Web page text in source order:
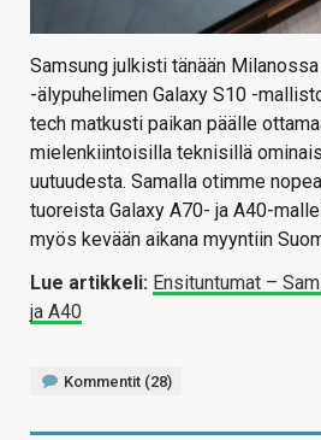
Samsung julkisti tänään
-älypuhelimen Galaxy S10 -
tech matkusti paikan päälle
mielenkiintoisilla teknisillä
uutuudesta. Samalla otimme
tuoreista Galaxy A70- ja A40-
myös kevään aikana myyntiin
Lue artikkeli: Ensituntumat –
ja A40
Kommentit (28)